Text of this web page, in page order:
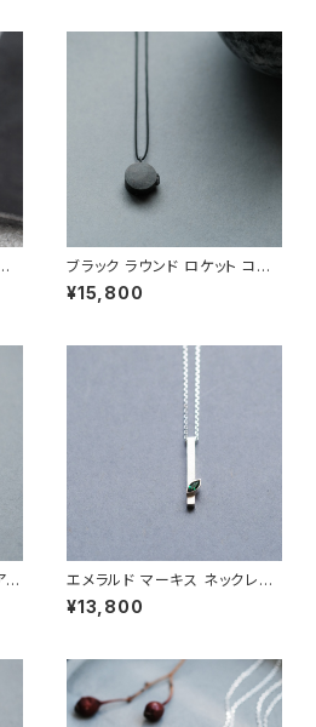
ブラック ラウンド ロケット コー
ド ネックレス シルバー925 メン
ズ ユニセックス
¥15,800
エメラルド マーキス ネックレス
シルバー925 5月誕生石 メンズ
ユニセックス
¥13,800